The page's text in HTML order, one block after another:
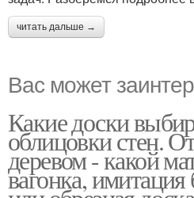
читать дальше →
Вас может
Какие доски
облицовки стен.
деревом - какой
вагонка, имитация